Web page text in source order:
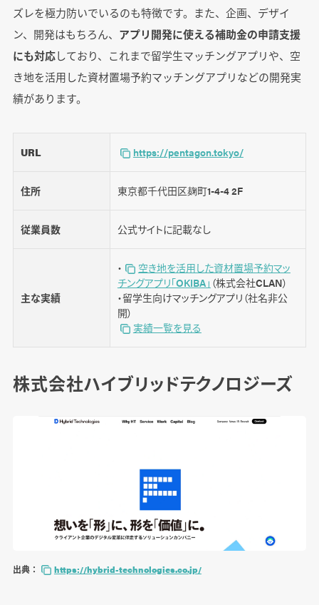
ズレを極力防いでいるのも特徴です。また、企画、デザイ
ン、開発はもちろん、 アプリ開発に使える補助金の申請支援
にも対応しており、これまで留学生マッチングアプリや、空
き地を活用した資材置場予約マッチングアプリなどの開発実
績があります。
URL https://pentagon.tokyo/
住所 東京都千代田区麹町1-4-4 2F
従業員数 公式サイトに記載なし
主な実績
・
空き地を活用した資材置場予約マッ
チングアプリ「OKIBA」 （株式会社CLAN）
・留学生向けマッチングアプリ（社名非公
開）
実績一覧を見る
株式会社ハイブリッドテクノロジーズ
出典： https://hybrid-technologies.co.jp/